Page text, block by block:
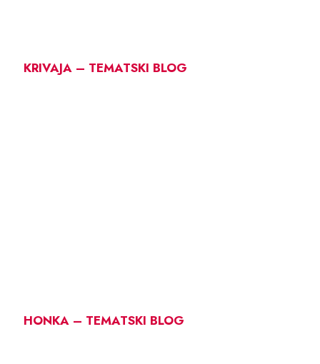
KRIVAJA – TEMATSKI BLOG
HONKA – TEMATSKI BLOG